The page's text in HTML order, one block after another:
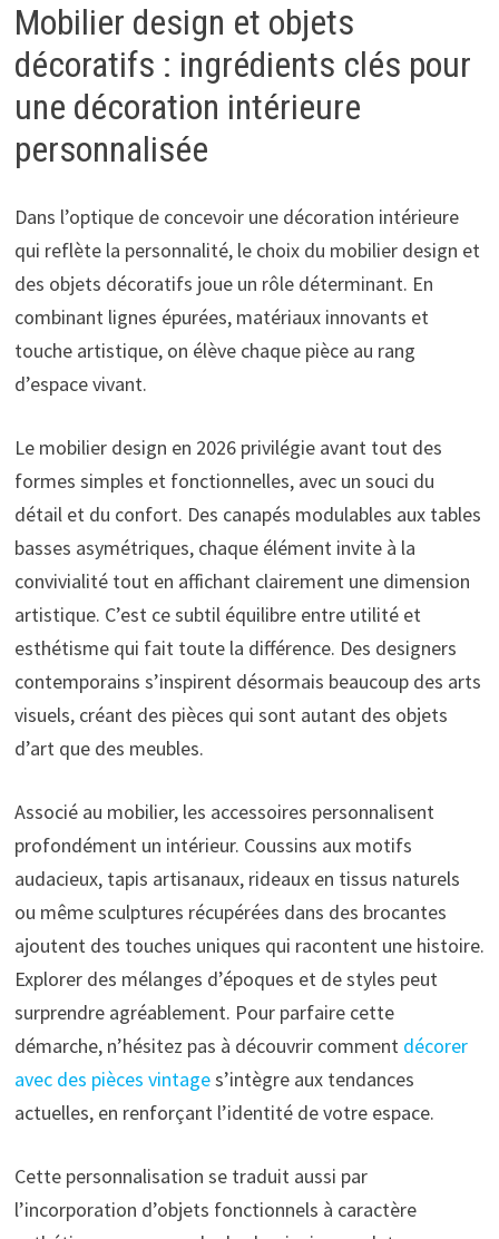
Mobilier design et objets
décoratifs : ingrédients clés pour
une décoration intérieure
personnalisée
Dans l’optique de concevoir une décoration intérieure
qui reflète la personnalité, le choix du mobilier design et
des objets décoratifs joue un rôle déterminant. En
combinant lignes épurées, matériaux innovants et
touche artistique, on élève chaque pièce au rang
d’espace vivant.
Le mobilier design en 2026 privilégie avant tout des
formes simples et fonctionnelles, avec un souci du
détail et du confort. Des canapés modulables aux tables
basses asymétriques, chaque élément invite à la
convivialité tout en affichant clairement une dimension
artistique. C’est ce subtil équilibre entre utilité et
esthétisme qui fait toute la différence. Des designers
contemporains s’inspirent désormais beaucoup des arts
visuels, créant des pièces qui sont autant des objets
d’art que des meubles.
Associé au mobilier, les accessoires personnalisent
profondément un intérieur. Coussins aux motifs
audacieux, tapis artisanaux, rideaux en tissus naturels
ou même sculptures récupérées dans des brocantes
ajoutent des touches uniques qui racontent une histoire.
Explorer des mélanges d’époques et de styles peut
surprendre agréablement. Pour parfaire cette
démarche, n’hésitez pas à découvrir comment décorer
avec des pièces vintages’intègre aux tendances
actuelles, en renforçant l’identité de votre espace.
Cette personnalisation se traduit aussi par
l’incorporation d’objets fonctionnels à caractère